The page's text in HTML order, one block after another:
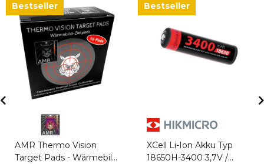
Bestseller
AMR Thermo Vision
Target Pads - Wärmebild
Bestseller
XCell Li-Ion Akku Typ
18650H-3400 3,7V /